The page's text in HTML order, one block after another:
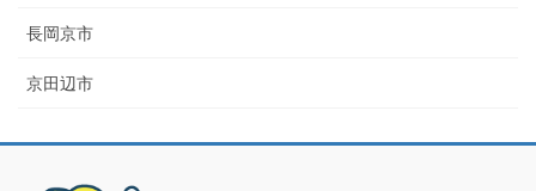
長岡京市
京田辺市